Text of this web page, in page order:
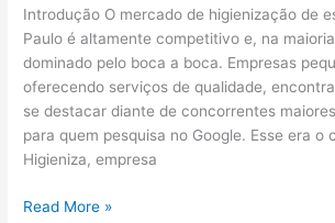
Introdução O mercado de higienização de
Paulo é altamente competitivo e, na
dominado pelo boca a boca. Empresas
oferecendo serviços de qualidade,
se destacar diante de concorrentes
para quem pesquisa no Google. Esse era o
Higieniza, empresa
higienização
de
estofados
em
referência
digital
em
Paulo
Read More »